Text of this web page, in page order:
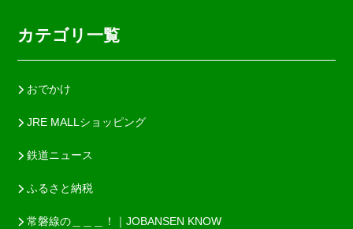
カテゴリ一覧
おでかけ
JRE MALLショッピング
鉄道ニュース
ふるさと納税
常磐線の＿＿＿！｜JOBANSEN KNOW